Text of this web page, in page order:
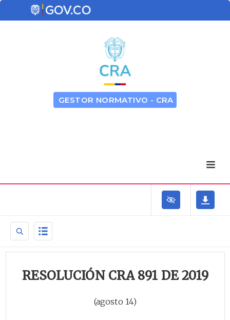
GESTOR NORMATIVO - CRA
RESOLUCIÓN CRA 891 DE 2019
(agosto 14)